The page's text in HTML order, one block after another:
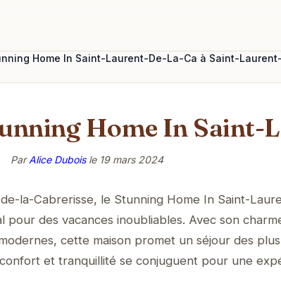
Home In Saint-Laurent-De-La-Ca à Saint-
Home In Saint-
ParAlice Duboisle 19 mars 2024
la-Cabrerisse, le Stunning Home In Saint-
pour des vacances inoubliables. Avec son
cette maison promet un séjour des plus
et tranquillité se conjuguent pour une